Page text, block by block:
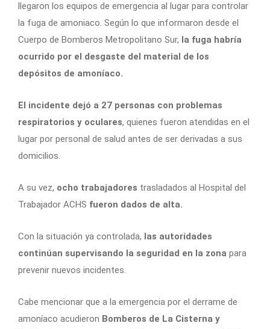
llegaron los equipos de emergencia al lugar para controlar
la fuga de amoniaco. Según lo que informaron desde el
Cuerpo de Bomberos Metropolitano Sur, la fuga habría
ocurrido por el desgaste del material de los
depósitos de amoníaco.
El incidente dejó a 27 personas con problemas
respiratorios y oculares, quienes fueron atendidas en el
lugar por personal de salud antes de ser derivadas a sus
domicilios.
A su vez, ocho trabajadores trasladados al Hospital del
Trabajador ACHS fueron dados de alta.
Con la situación ya controlada, las autoridades
continúan supervisando la seguridad en la zona para
prevenir nuevos incidentes.
Cabe mencionar que a la emergencia por el derrame de
amoníaco acudieron Bomberos de La Cisterna y